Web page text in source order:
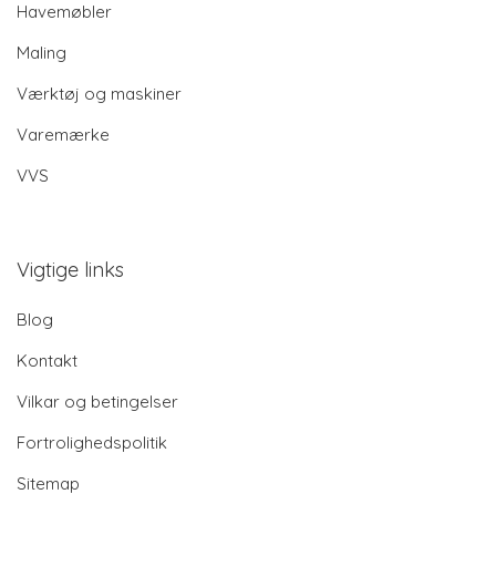
Havemøbler
Maling
Værktøj og maskiner
Varemærke
VVS
Vigtige links
Blog
Kontakt
Vilkar og betingelser
Fortrolighedspolitik
Sitemap